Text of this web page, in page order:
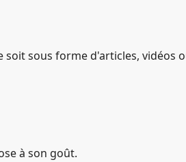
sous forme d'articles, vidéos
à son goût.